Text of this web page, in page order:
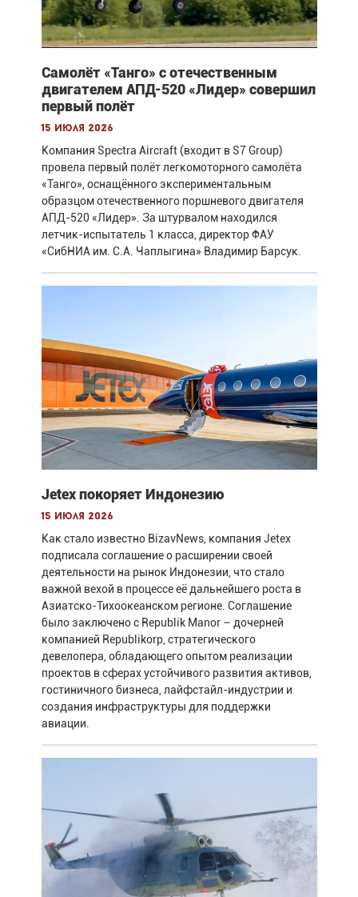
Самолёт «Танго» с отечественным
двигателем АПД-520 «Лидер» совершил
первый полёт
15 июля 2026
Компания Spectra Aircraft (входит в S7 Group)
провела первый полёт легкомоторного самолёта
«Танго», оснащённого экспериментальным
образцом отечественного поршневого двигателя
АПД-520 «Лидер». За штурвалом находился
летчик-испытатель 1 класса, директор ФАУ
«СибНИА им. С.А. Чаплыгина» Владимир Барсук.
Jetex покоряет Индонезию
15 июля 2026
Как стало известно BizavNews, компания Jetex
подписала соглашение о расширении своей
деятельности на рынок Индонезии, что стало
важной вехой в процессе её дальнейшего роста в
Азиатско-Тихоокеанском регионе. Соглашение
было заключено с Republik Manor – дочерней
компанией Republikorp, стратегического
девелопера, обладающего опытом реализации
проектов в сферах устойчивого развития активов,
гостиничного бизнеса, лайфстайл-индустрии и
создания инфраструктуры для поддержки
авиации.